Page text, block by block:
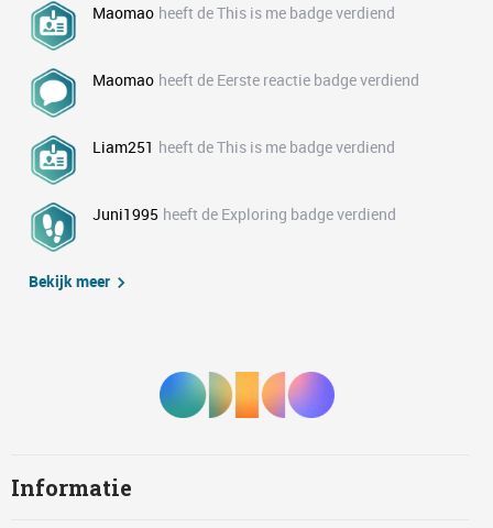
Maomao heeft de This is me badge verdiend
Maomao heeft de Eerste reactie badge verdiend
Liam251 heeft de This is me badge verdiend
Juni1995 heeft de Exploring badge verdiend
Bekijk meer
Informatie